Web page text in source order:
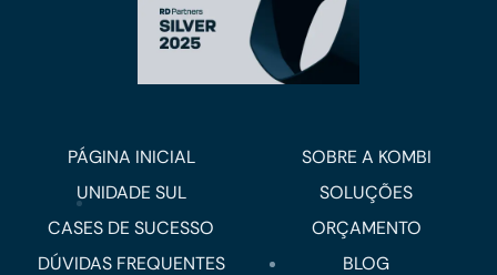
PÁGINA INICIAL
SOBRE A KOMBI
UNIDADE SUL
SOLUÇÕES
CASES DE SUCESSO
ORÇAMENTO
DÚVIDAS FREQUENTES
BLOG